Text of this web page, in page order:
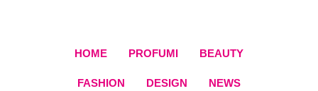
HOME PROFUMI BEAUTY
FASHION DESIGN NEWS